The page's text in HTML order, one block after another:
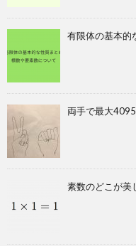
有限体の基本的
両手で最大
素数のどこが美